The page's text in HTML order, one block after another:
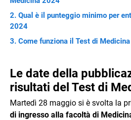
Qual è il punteggio minimo per
2024
Come funziona il Test di
Le date della
risultati del Test di
Martedì 28 maggio si è svolta la
di ingresso alla facoltà di